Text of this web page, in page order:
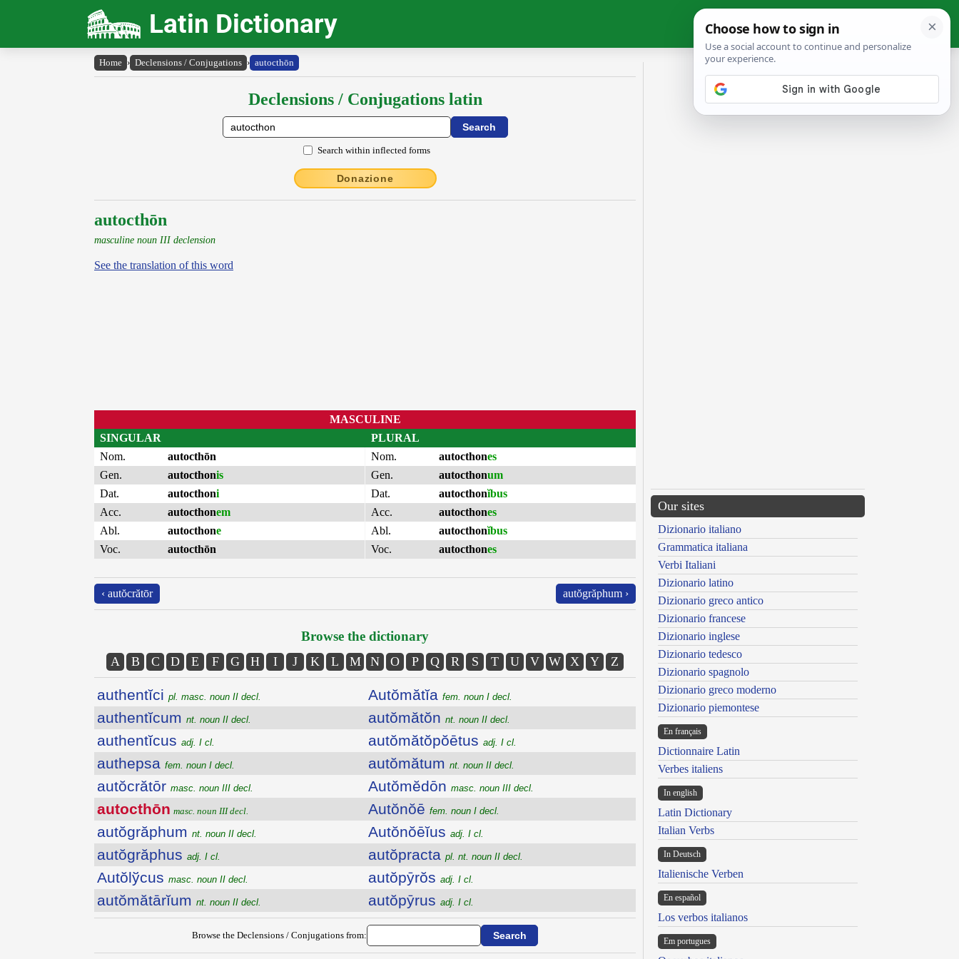
Latin Dictionary
Home › Declensions / Conjugations › autocthōn
Declensions / Conjugations latin
Search within inflected forms
Donazione
autocthōn
masculine noun III declension
See the translation of this word
MASCULINE
SINGULAR
Nom.
autocthōn
Gen.
autocthonis
Dat.
autocthoni
Acc.
autocthonem
Abl.
autocthone
Voc.
autocthōn
PLURAL
Nom.
autocthones
Gen.
autocthonum
Dat.
autocthonĭbus
Acc.
autocthones
Abl.
autocthonĭbus
Voc.
autocthones
‹ autŏcrătōr autŏgrăphum ›
Browse the dictionary
A B C D E F G H I J K L M N O P Q R S T U V W X Y Z
authentĭci pl. masc. noun II decl.
authentĭcum nt. noun II decl.
authentĭcus adj. I cl.
authepsa fem. noun I decl.
autŏcrătōr masc. noun III decl.
autocthōn masc. noun III decl.
autŏgrăphum nt. noun II decl.
autŏgrăphus adj. I cl.
Autŏlўcus masc. noun II decl.
autŏmătārĭum nt. noun II decl.
Autŏmătĭa fem. noun I decl.
autŏmătŏn nt. noun II decl.
autŏmătŏpŏētus adj. I cl.
autŏmătum nt. noun II decl.
Autŏmĕdōn masc. noun III decl.
Autŏnŏē fem. noun I decl.
Autŏnŏēĭus adj. I cl.
autŏpracta pl. nt. noun II decl.
autŏpȳrŏs adj. I cl.
autŏpȳrus adj. I cl.
Browse the Declensions / Conjugations from:
Our sites
Dizionario italiano
Grammatica italiana
Verbi Italiani
Dizionario latino
Dizionario greco antico
Dizionario francese
Dizionario inglese
Dizionario tedesco
Dizionario spagnolo
Dizionario greco moderno
Dizionario piemontese
En français
Dictionnaire Latin
Verbes italiens
In english
Latin Dictionary
Italian Verbs
In Deutsch
Italienische Verben
En español
Los verbos italianos
Em portugues